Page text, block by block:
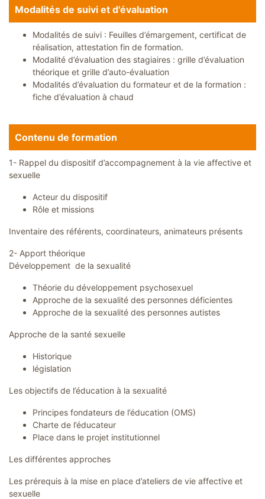
Modalités de suivi et d'évaluation
Modalités de suivi : Feuilles d’émargement, certificat de
réalisation, attestation fin de formation.
Modalité d’évaluation des stagiaires : grille d’évaluation
théorique et grille d’auto-évaluation
Modalités d’évaluation du formateur et de la formation :
fiche d’évaluation à chaud
Contenu de formation
1- Rappel du dispositif d’accompagnement à la vie affective et
sexuelle
Acteur du dispositif
Rôle et missions
Inventaire des référents, coordinateurs, animateurs présents
2- Apport théorique
Développement de la sexualité
Théorie du développement psychosexuel
Approche de la sexualité des personnes déficientes
Approche de la sexualité des personnes autistes
Approche de la santé sexuelle
Historique
législation
Les objectifs de l’éducation à la sexualité
Principes fondateurs de l’éducation (OMS)
Charte de l’éducateur
Place dans le projet institutionnel
Les différentes approches
Les prérequis à la mise en place d’ateliers de vie affective et
sexuelle